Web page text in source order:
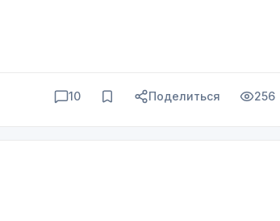
10 Поделиться 256